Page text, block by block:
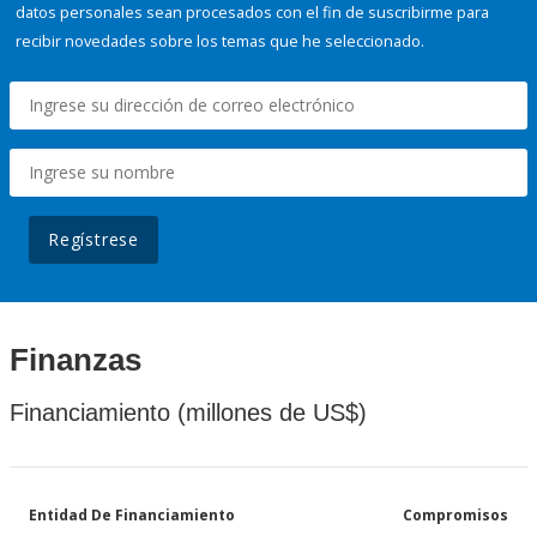
datos personales sean procesados con el fin de suscribirme para
recibir novedades sobre los temas que he seleccionado.
Regístrese
Finanzas
Financiamiento (millones de US$)
Entidad De Financiamiento Compromisos